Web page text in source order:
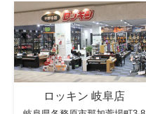
ロッキン 岐阜店